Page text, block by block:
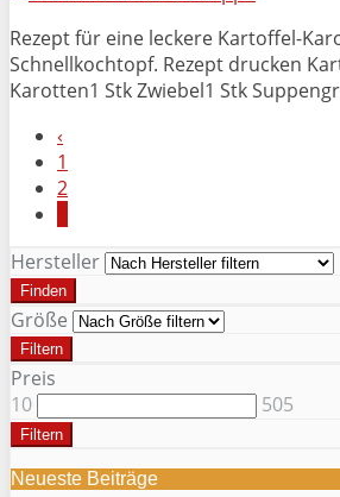
Rezept für eine leckere Kartoffel-
Schnellkochtopf. Rezept drucken
Karotten1 Stk Zwiebel1 Stk
‹
1
2
Hersteller
Finden
Größe
Filtern
Preis
10
505
Filtern
Neueste Beiträge